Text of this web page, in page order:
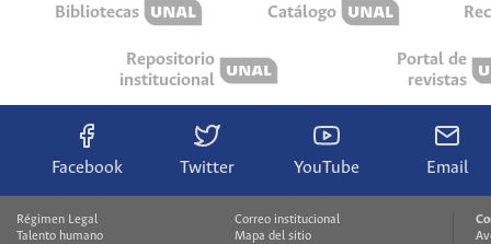
Bibliotecas Catálogo
Repositorio
institucional
Portal de
revistas
Facebook Twitter YouTube Email
Régimen Legal
Talento humano
Correo institucional
Mapa del sitio